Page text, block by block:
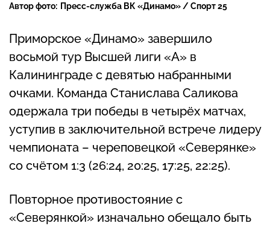
Автор фото: Пресс-служба ВК «Динамо» / Спорт 25
Приморское «Динамо» завершило
восьмой тур Высшей лиги «А» в
Калининграде с девятью набранными
очками. Команда Станислава Саликова
одержала три победы в четырёх матчах,
уступив в заключительной встрече лидеру
чемпионата – череповецкой «Северянке»
со счётом 1:3 (26:24, 20:25, 17:25, 22:25).
Повторное противостояние с
«Северянкой» изначально обещало быть